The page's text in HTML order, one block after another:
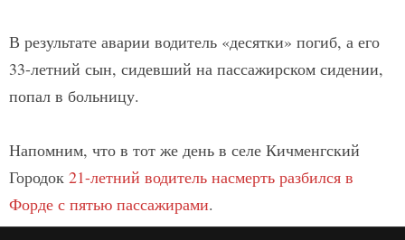
В результате аварии водитель «десятки» погиб, а его
33-летний сын, сидевший на пассажирском сидении,
попал в больницу.
Напомним, что в тот же день в селе Кичменгский
Городок 21-летний водитель насмерть разбился в
Форде с пятью пассажирами.